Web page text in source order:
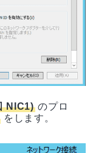
NIC1)のプロ
をします。